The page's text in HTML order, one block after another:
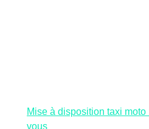
Mise à disposition taxi
vous